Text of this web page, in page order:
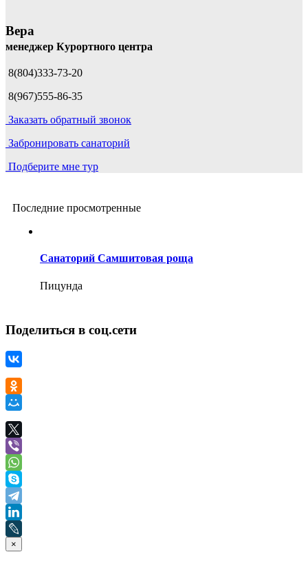
Вера
менеджер Курортного центра
8(804)333-73-20
8(967)555-86-35
Заказать обратный звонок
Забронировать санаторий
Подберите мне тур
Последние просмотренные
Санаторий Самшитовая роща
Пицунда
Поделиться в соц.сети
×